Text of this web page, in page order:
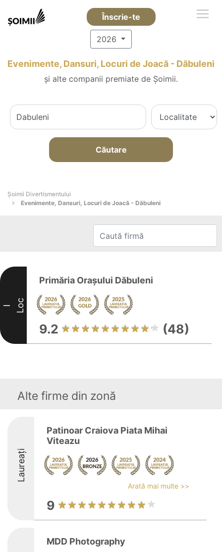
Înscrie-te
2026
Evenimente, Dansuri, Locuri de Joacă - Dăbuleni
și alte companii premiate de Șoimii.
Căutare
Şoimii Divertismentului
Evenimente, Dansuri, Locuri de Joacă - Dăbuleni
I Loc
Primăria Orașului Dăbuleni
9.2 (48)
Alte firme din zonă
Laureați
Patinoar Craiova Piata Mihai
Viteazu
Arată mai multe >>
9
MDD Photography